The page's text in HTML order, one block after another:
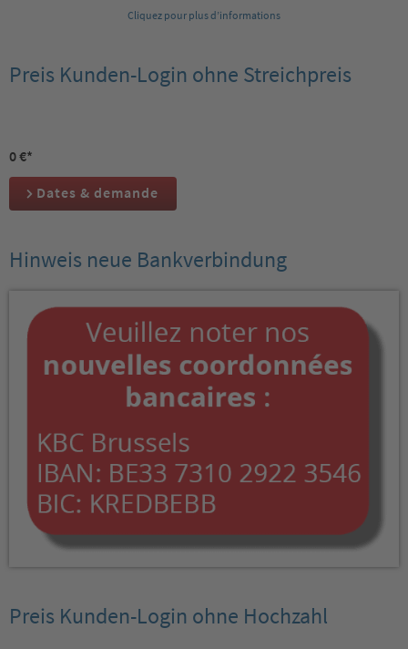
Cliquez pour plus d’informations
Preis Kunden-Login ohne Streichpreis
0 €*
Dates & demande
Hinweis neue Bankverbindung
Preis Kunden-Login ohne Hochzahl